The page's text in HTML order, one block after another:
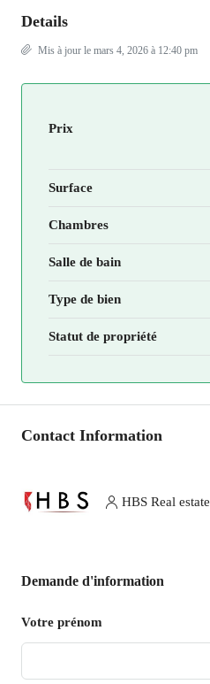
Details
Mis à jour le mars 4, 2026 à 12:40 pm
Prix
Surface
Chambres
Salle de bain
Type de bien
Statut de propriété
Contact Information
HBS Real estate
Demande d'information
Votre prénom